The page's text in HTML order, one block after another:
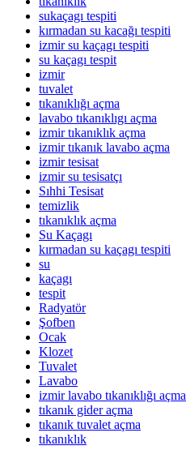
sukaçagı tespiti
kırmadan su kacağı tespiti
izmir su kaçagı tespiti
su kaçagı tespit
izmir
tuvalet
tıkanıklığı açma
lavabo tıkanıklıgı açma
izmir tıkanıklık açma
izmir tıkanık lavabo açma
izmir tesisat
izmir su tesisatçı
Sıhhi Tesisat
temizlik
tıkanıklık açma
Su Kaçagı
kırmadan su kaçagı tespiti
su
kaçagı
tespit
Radyatör
Şofben
Ocak
Klozet
Tuvalet
Lavabo
izmir lavabo tıkanıklığı açma
tıkanık gider açma
tıkanık tuvalet açma
tıkanıklık